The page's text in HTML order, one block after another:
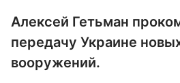
Алексей Гетьман
передачу Украине
вооружений.